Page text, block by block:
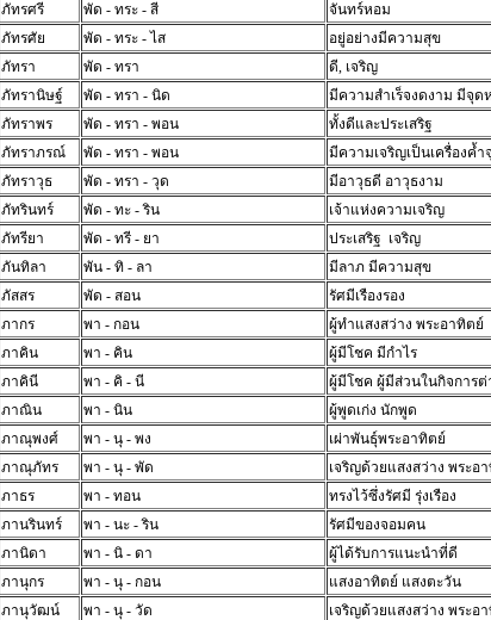
ภัทรศรี
พัด - ทระ - สี
จันทร์หอม
ภัทรศัย
พัด - ทระ - ไส
อยู่อย่างมีความสุข
ภัทรา
พัด - ทรา
ดี, เจริญ
ภัทรานิษฐ์
พัด - ทรา - นิด
มีความสำเร็จงดงาม มีจุ
ภัทราพร
พัด - ทรา - พอน
ทั้งดีและประเสริฐ
ภัทราภรณ์
พัด - ทรา - พอน
มีความเจริญเป็นเครื่องค้ำ
ภัทราวุธ
พัด - ทรา - วุด
มีอาวุธดี อาวุธงาม
ภัทรินทร์
พัด - ทะ - ริน
เจ้าแห่งความเจริญ
ภัทรียา
พัด - ทรี - ยา
ประเสริฐ เจริญ
ภันทิลา
พัน - ทิ - ลา
มีลาภ มีความสุข
ภัสสร
พัด - สอน
รัศมีเรืองรอง
ภากร
พา - กอน
ผู้ทำแสงสว่าง พระอาทิตย์
ภาคิน
พา - คิน
ผู้มีโชค มีกำไร
ภาคินี
พา - คิ - นี
ผู้มีโชค ผู้มีส่วนในกิจการต่
ภาณิน
พา - นิน
ผู้พูดเก่ง นักพูด
ภาณุพงศ์
พา - นุ - พง
เผ่าพันธุ์พระอาทิตย์
ภาณุภัทร
พา - นุ - พัด
เจริญด้วยแสงสว่าง พระอ
ภาธร
พา - ทอน
ทรงไว้ซึ่งรัศมี รุ่งเรือง
ภานรินทร์
พา - นะ - ริน
รัศมีของจอมคน
ภานิดา
พา - นิ - ดา
ผู้ได้รับการแนะนำที่ดี
ภานุกร
พา - นุ - กอน
แสงอาทิตย์ แสงตะวัน
ภานุวัฒน์
พา - นุ - วัด
เจริญด้วยแสงสว่าง พระอ